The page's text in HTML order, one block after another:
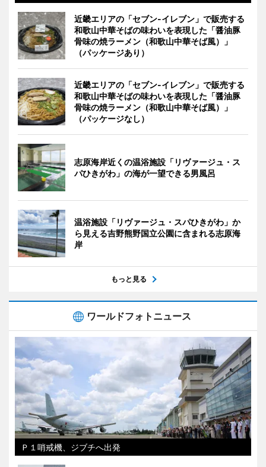
近畿エリアの「セブン-イレブン」で販売する
和歌山中華そばの味わいを表現した「醤油豚
骨味の焼ラーメン（和歌山中華そば風）」
（パッケージあり）
近畿エリアの「セブン-イレブン」で販売する
和歌山中華そばの味わいを表現した「醤油豚
骨味の焼ラーメン（和歌山中華そば風）」
（パッケージなし）
志原海岸近くの温浴施設「リヴァージュ・ス
パひきがわ」の海が一望できる男風呂
温浴施設「リヴァージュ・スパひきがわ」か
ら見える吉野熊野国立公園に含まれる志原海
岸
もっと見る
ワールドフォトニュース
Ｐ１哨戒機、ジブチへ出発